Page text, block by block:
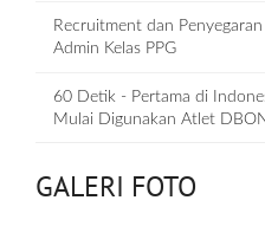
Recruitment dan
Admin Kelas PPG
60 Detik - Pertama di
Mulai Digunakan Atlet
GALERI FOTO